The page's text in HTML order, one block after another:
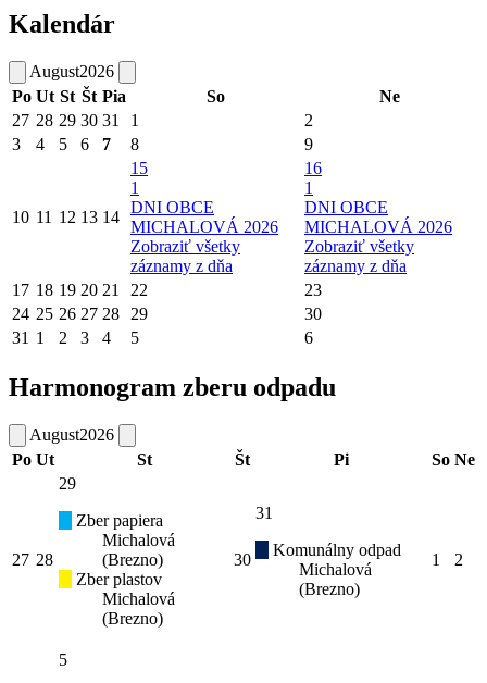
Kalendár
August2026
Po Ut St Št Pia So
Ne
27 28 29 30 31 1
2
3
4 5 6 7 8 9
10 11 12 13 14
15
1
DNI OBCE
MICHALOVÁ 2026
Zobraziť všetky
záznamy z dňa
16
1
DNI OBCE
MICHALOVÁ 2026
Zobraziť všetky
záznamy z dňa
17 18 19 20 21 22
23
24 25 26 27 28 29
30
31 1 2 3 4 5 6
Harmonogram zberu odpadu
August2026
Po Ut St Št Pi So Ne
27 28
29
Zber papiera
Michalová
(Brezno)
Zber plastov
Michalová
(Brezno)
30
31
Komunálny odpad
Michalová
(Brezno)
1 2
5